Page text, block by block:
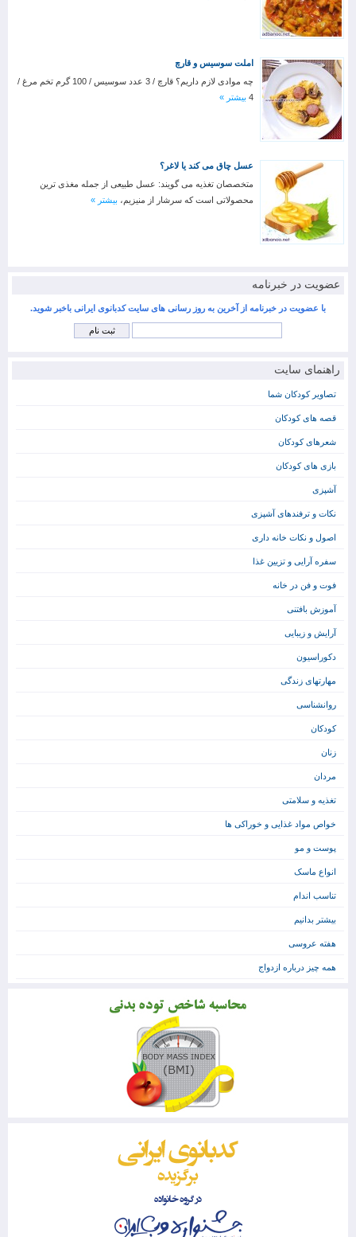
املت سوسیس و قارچ
چه موادی لازم داریم؟ قارچ / 3 عدد سوسیس / 100 گرم تخم مرغ /
4 بیشتر »
عسل چاق می کند یا لاغر؟
متخصصان تغذیه می گویند: عسل طبیعی از جمله مغذی ترین
محصولاتی است که سرشار از منیزیم، بیشتر »
عضویت در خبرنامه
با عضویت در خبرنامه از آخرین به روز رسانی های سایت کدبانوی ایرانی باخبر شوید.
راهنمای سایت
تصاویر کودکان شما
قصه های کودکان
شعرهای کودکان
بازی های کودکان
آشپزی
نکات و ترفندهای آشپزی
اصول و نکات خانه داری
سفره آرایی و تزیین غذا
فوت و فن در خانه
آموزش بافتنی
آرایش و زیبایی
دکوراسیون
مهارتهای زندگی
روانشناسی
کودکان
زنان
مردان
تغذیه و سلامتی
خواص مواد غذایی و خوراکی ها
پوست و مو
انواع ماسک
تناسب اندام
بیشتر بدانیم
هفته عروسی
همه چیز درباره ازدواج